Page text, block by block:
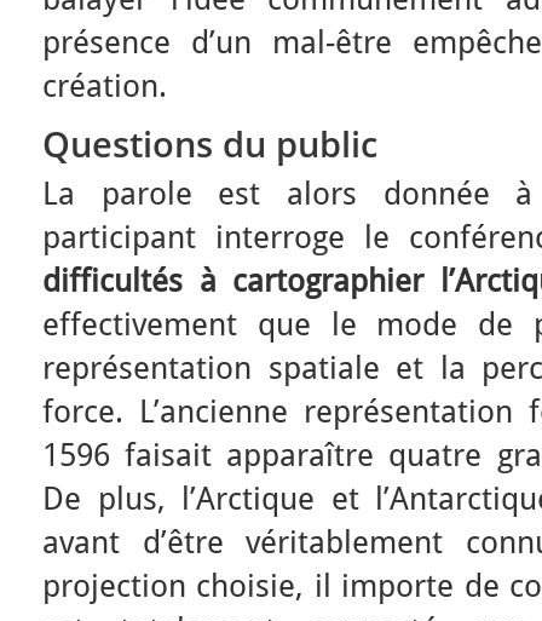
présence d’un mal-être
création.
Questions du public
La parole est alors donnée
participant interroge le
difficultés à cartographier
effectivement que le mode de
représentation spatiale et la
force. L’ancienne
1596 faisait apparaître quatre
De plus, l’Arctique et
avant d’être véritablement
projection choisie, il importe de